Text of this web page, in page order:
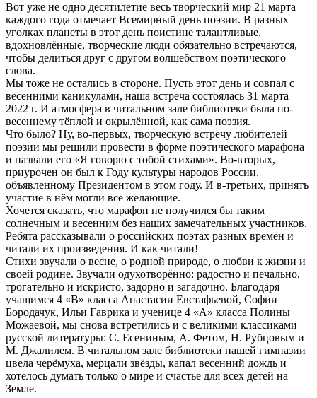
Вот уже не одно десятилетие весь творческий мир 21 марта
каждого года отмечает Всемирный день поэзии. В разных
уголках планеты в этот день поистине талантливые,
вдохновлённые, творческие люди обязательно встречаются,
чтобы делиться друг с другом волшебством поэтического
слова.
Мы тоже не остались в стороне. Пусть этот день и совпал с
весенними каникулами, наша встреча состоялась 31 марта
2022 г. И атмосфера в читальном зале библиотеки была по-
весеннему тёплой и окрылённой, как сама поэзия.
Что было? Ну, во-первых, творческую встречу любителей
поэзии мы решили провести в форме поэтического марафона
и назвали его «Я говорю с тобой стихами». Во-вторых,
приурочен он был к Году культуры народов России,
объявленному Президентом в этом году. И в-третьих, принять
участие в нём могли все желающие.
Хочется сказать, что марафон не получился бы таким
солнечным и весенним без наших замечательных участников.
Ребята рассказывали о российских поэтах разных времён и
читали их произведения. И как читали!
Стихи звучали о весне, о родной природе, о любви к жизни и
своей родине. Звучали одухотворённо: радостно и печально,
трогательно и искристо, задорно и загадочно. Благодаря
учащимся 4 «В» класса Анастасии Евстафьевой, Софии
Бородачук, Ильи Гаврика и ученице 4 «А» класса Полины
Можаевой, мы снова встретились и с великими классиками
русской литературы: С. Есениным, А. Фетом, Н. Рубцовым и
М. Джалилем. В читальном зале библиотеки нашей гимназии
цвела черёмуха, мерцали звёзды, капал весенний дождь и
хотелось думать только о мире и счастье для всех детей на
Земле.